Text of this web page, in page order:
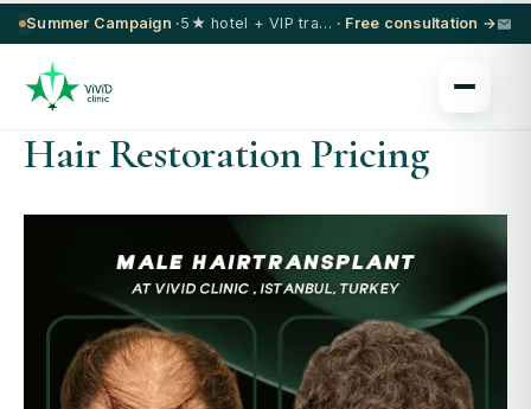
Summer Campaign · 5★ hotel + VIP transfer on select procedures · Free consultation →
Hair Restoration Pricing